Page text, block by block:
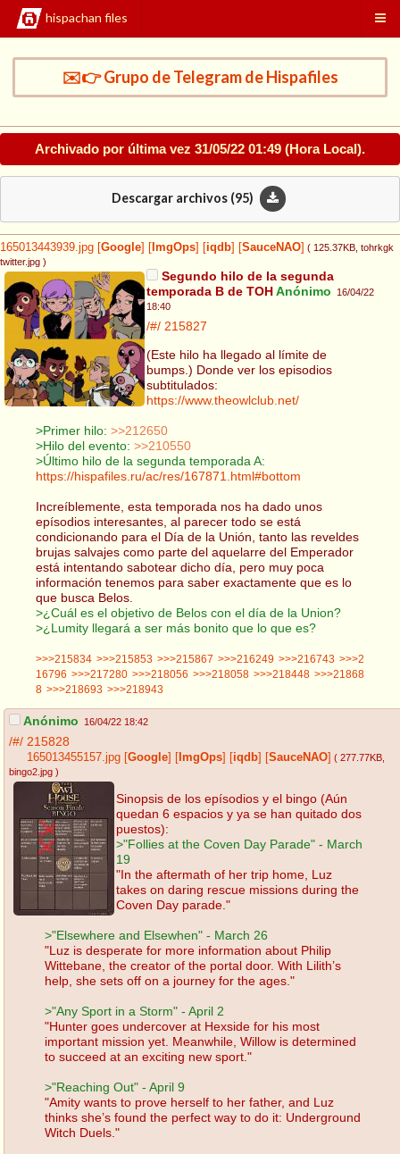
hispachan files
✉️👉 Grupo de Telegram de Hispafiles
Archivado por última vez 31/05/22 01:49 (Hora Local).
Descargar archivos (95)
165013443939.jpg Google ImgOps iqdb SauceNAO ( 125.37KB , tohrkgk
twitter.jpg )
Segundo hilo de la segunda
temporada B de TOHAnónimo
16/04/22
18:40
/#/ 215827
(Este hilo ha llegado al límite de
bumps.) Donde ver los episodios
subtitulados:
https://www.theowlclub.net/
>Primer hilo: >>212650
>Hilo del evento: >>210550
>Último hilo de la segunda temporada A:
https://hispafiles.ru/ac/res/167871.html#bottom
Increíblemente, esta temporada nos ha dado unos
epísodios interesantes, al parecer todo se está
condicionando para el Día de la Unión, tanto las reveldes
brujas salvajes como parte del aquelarre del Emperador
está intentando sabotear dicho día, pero muy poca
información tenemos para saber exactamente que es lo
que busca Belos.
>¿Cuál es el objetivo de Belos con el día de la Union?
>¿Lumity llegará a ser más bonito que lo que es?
>>>215834 >>>215853 >>>215867 >>>216249 >>>216743 >>>2
16796 >>>217280 >>>218056 >>>218058 >>>218448 >>>21868
8 >>>218693 >>>218943
Anónimo 16/04/22 18:42
/#/ 215828
165013455157.jpg Google ImgOps iqdb SauceNAO ( 277.77KB
bingo2.jpg )
Sinopsis de los epísodios y el bingo (Aún
quedan 6 espacios y ya se han quitado dos
puestos):
>"Follies at the Coven Day Parade" - March
19
"In the aftermath of her trip home, Luz
takes on daring rescue missions during the
Coven Day parade."
>"Elsewhere and Elsewhen" - March 26
"Luz is desperate for more information about Philip
Wittebane, the creator of the portal door. With Lilith’s
help, she sets off on a journey for the ages."
>"Any Sport in a Storm" - April 2
"Hunter goes undercover at Hexside for his most
important mission yet. Meanwhile, Willow is determined
to succeed at an exciting new sport."
>"Reaching Out" - April 9
"Amity wants to prove herself to her father, and Luz
thinks she’s found the perfect way to do it: Underground
Witch Duels."